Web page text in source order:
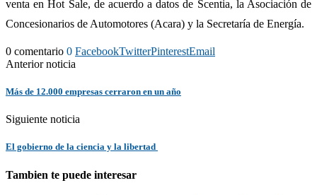
venta en Hot Sale, de acuerdo a datos de Scentia, la Asociación de
Concesionarios de Automotores (Acara) y la Secretaría de Energía.
0 comentario 0 FacebookTwitterPinterestEmail
Anterior noticia
Más de 12.000 empresas cerraron en un año
Siguiente noticia
El gobierno de la ciencia y la libertad
Tambien te puede interesar